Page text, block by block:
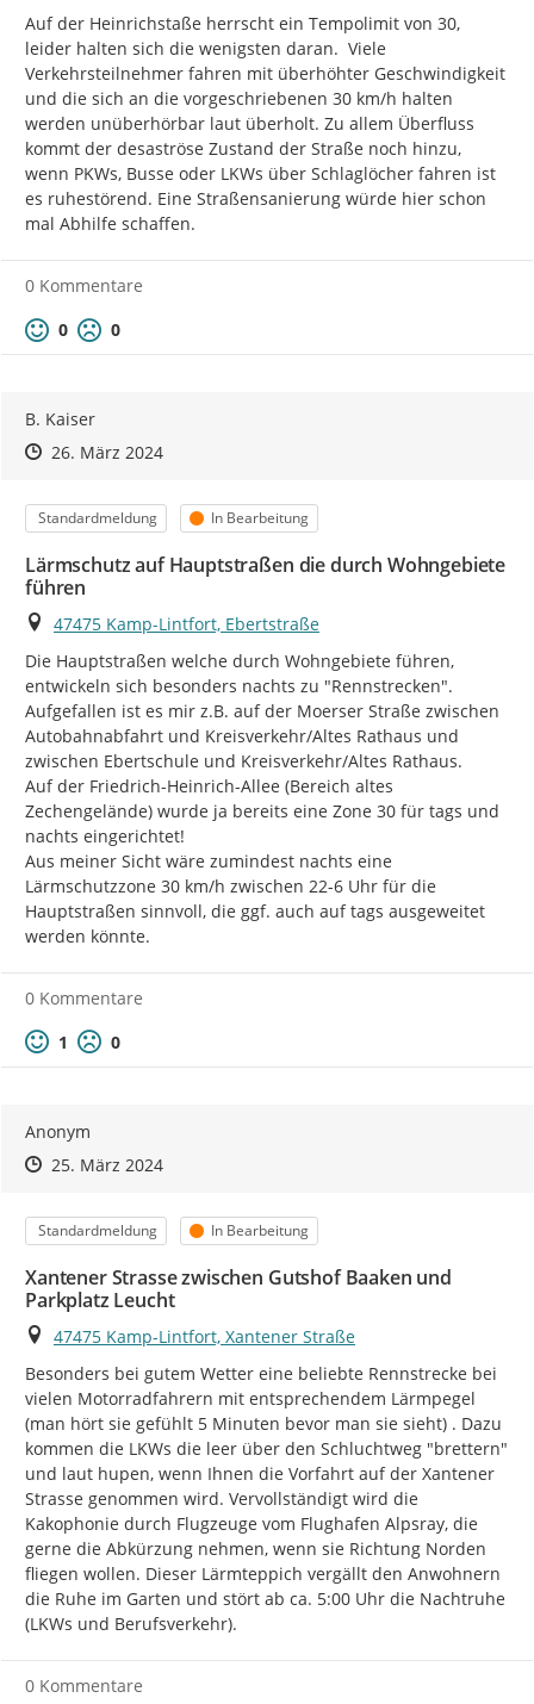
Auf der Heinrichstaße herrscht ein Tempolimit von 30,
leider halten sich die wenigsten daran.  Viele
Verkehrsteilnehmer fahren mit überhöhter Geschwindigkeit
und die sich an die vorgeschriebenen 30 km/h halten
werden unüberhörbar laut überholt. Zu allem Überfluss
kommt der desaströse Zustand der Straße noch hinzu,
wenn PKWs, Busse oder LKWs über Schlaglöcher fahren ist
es ruhestörend. Eine Straßensanierung würde hier schon
mal Abhilfe schaffen.
0 Kommentare
Positive Bewertung
0 Negative Bewertung
0
B. Kaiser
Zeitpunkt des Erstellens
Zeitpunkt des Erstellens
26. März 2024Zur Äußerung
Kategorie
Standardmeldung Status
In Bearbeitung
Lärmschutz auf Hauptstraßen die durch Wohngebiete
führen
Ort
47475 Kamp-Lintfort, Ebertstraße
Die Hauptstraßen welche durch Wohngebiete führen,
entwickeln sich besonders nachts zu "Rennstrecken".
Aufgefallen ist es mir z.B. auf der Moerser Straße zwischen
Autobahnabfahrt und Kreisverkehr/Altes Rathaus und
zwischen Ebertschule und Kreisverkehr/Altes Rathaus.
Auf der Friedrich-Heinrich-Allee (Bereich altes
Zechengelände) wurde ja bereits eine Zone 30 für tags und
nachts eingerichtet!
Aus meiner Sicht wäre zumindest nachts eine
Lärmschutzzone 30 km/h zwischen 22-6 Uhr für die
Hauptstraßen sinnvoll, die ggf. auch auf tags ausgeweitet
werden könnte.
0 Kommentare
Positive Bewertung
1 Negative Bewertung
0
Anonym
Zeitpunkt des Erstellens
Zeitpunkt des Erstellens
25. März 2024Zur Äußerung
Kategorie
Standardmeldung Status
In Bearbeitung
Xantener Strasse zwischen Gutshof Baaken und
Parkplatz Leucht
Ort
47475 Kamp-Lintfort, Xantener Straße
Besonders bei gutem Wetter eine beliebte Rennstrecke bei
vielen Motorradfahrern mit entsprechendem Lärmpegel
(man hört sie gefühlt 5 Minuten bevor man sie sieht) . Dazu
kommen die LKWs die leer über den Schluchtweg "brettern"
und laut hupen, wenn Ihnen die Vorfahrt auf der Xantener
Strasse genommen wird. Vervollständigt wird die
Kakophonie durch Flugzeuge vom Flughafen Alpsray, die
gerne die Abkürzung nehmen, wenn sie Richtung Norden
fliegen wollen. Dieser Lärmteppich vergällt den Anwohnern
die Ruhe im Garten und stört ab ca. 5:00 Uhr die Nachtruhe
(LKWs und Berufsverkehr).
0 Kommentare